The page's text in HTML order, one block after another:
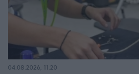
04.08.2026, 11:20